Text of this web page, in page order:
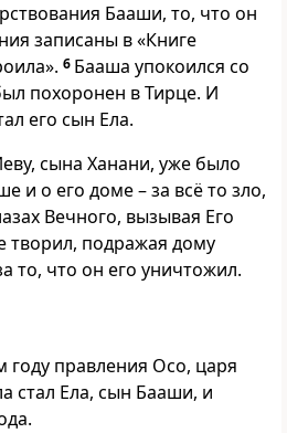
Бааши, то, что он
записаны в «Книге
6 Бааша упокоился со
похоронен в Тирце. И
его сын Ела.
сына Ханани, уже было
и о его доме – за всё то зло,
Вечного, вызывая Его
творил, подражая дому
то, что он его уничтожил.
году правления Осо, царя
стал Ела, сын Бааши, и